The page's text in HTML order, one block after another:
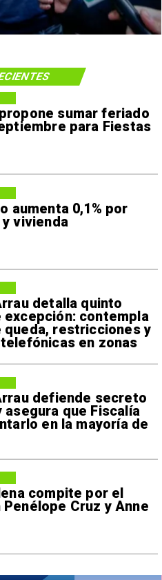
sumar feriado
para Fiestas
aumenta 0,1% por
vivienda
detalla quinto
excepción: contempla
queda, restricciones y
en zonas
defiende secreto
asegura que Fiscalía
en la mayoría de
compite por el
Penélope Cruz y Anne